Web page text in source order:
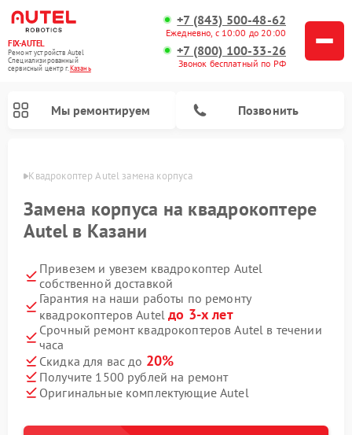
FIX-AUTEL
Ремонт устройств Autel
Специализированный
cервисный центр г.Казань
+7 (843) 500-48-62
Ежедневно, с 10:00 до 20:00
+7 (800) 100-33-26
Звонок бесплатный по РФ
Мы ремонтируем Позвонить
Квадрокоптер Autel замена корпуса
Замена корпуса на квадрокоптере
Autel в Казани
Привезем и увезем квадрокоптер Autel
собственной доставкой
Гарантия на наши работы по ремонту
квадрокоптеров Autelдо 3-х лет
Срочный ремонт квадрокоптеров Autel в течении
часа
Скидка для вас до 20%
Получите 1500 рублей на ремонт
Оригинальные комплектующие Autel